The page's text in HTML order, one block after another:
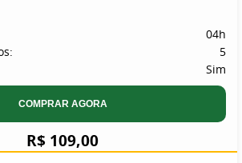
04h
5
Sim
COMPRAR AGORA
R$ 109,00